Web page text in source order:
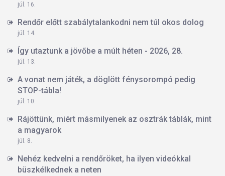
júl. 16.
Rendőr előtt szabálytalankodni nem túl okos dolog
júl. 14.
Így utaztunk a jövőbe a múlt héten - 2026, 28.
júl. 13.
A vonat nem játék, a döglött fénysorompó pedig
STOP-tábla!
júl. 10.
Rájöttünk, miért másmilyenek az osztrák táblák, mint
a magyarok
júl. 8.
Nehéz kedvelni a rendőröket, ha ilyen videókkal
büszkélkednek a neten